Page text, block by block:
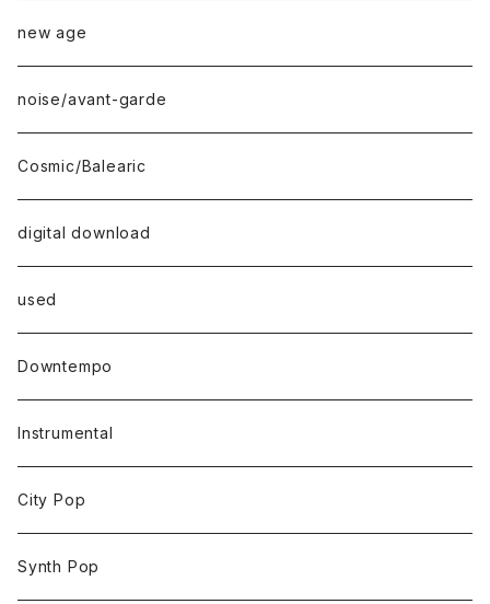
new age
noise/avant-garde
Cosmic/Balearic
digital download
used
Downtempo
Instrumental
City Pop
Synth Pop